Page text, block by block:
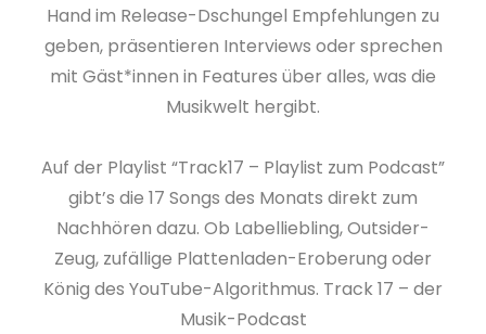
Hand im Release-Dschungel Empfehlungen zu
geben, präsentieren Interviews oder sprechen
mit Gäst*innen in Features über alles, was die
Musikwelt hergibt.
Auf der Playlist “Track17 – Playlist zum Podcast”
gibt’s die 17 Songs des Monats direkt zum
Nachhören dazu. Ob Labelliebling, Outsider-
Zeug, zufällige Plattenladen-Eroberung oder
König des YouTube-Algorithmus. Track 17 – der
Musik-Podcast